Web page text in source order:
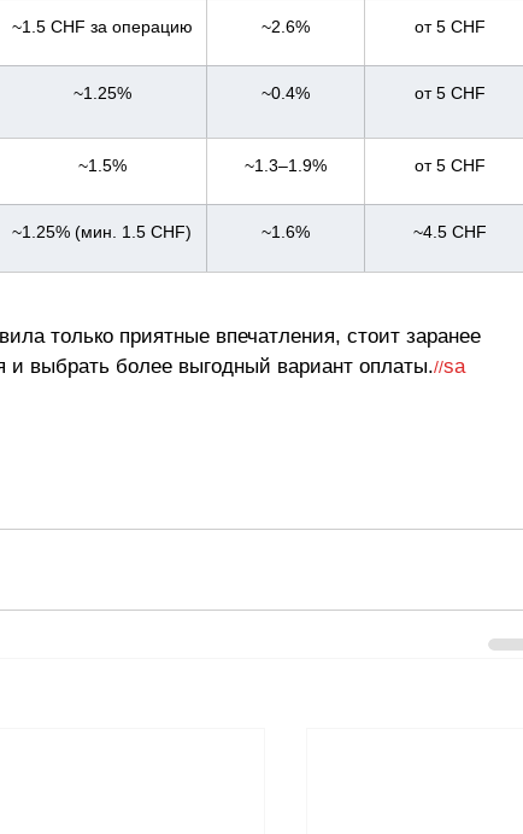
~1.5 CHF за операцию ~2.6% от 5 CHF
~1.25% ~0.4% от 5 CHF
~1.5% ~1.3–1.9% от 5 CHF
~1.25% (мин. 1.5 CHF) ~1.6% ~4.5 CHF
только приятные впечатления, стоит заранее
и выбрать более выгодный вариант оплаты.//sa